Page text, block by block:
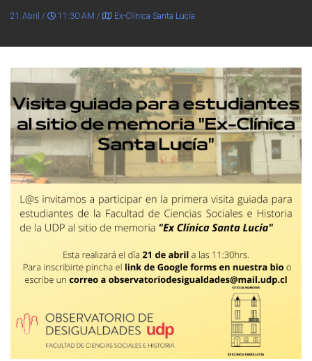
21 Abril / 11:30 AM / Ex-Clínica Santa Lucía